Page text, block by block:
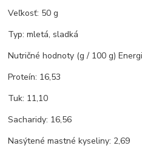
Veľkosť: 50 g
Typ: mletá, sladká
Nutričné hodnoty (g / 100 g)
Proteín: 16,53
Tuk: 11,10
Sacharidy: 16,56
Nasýtené mastné kyseliny: 2,69